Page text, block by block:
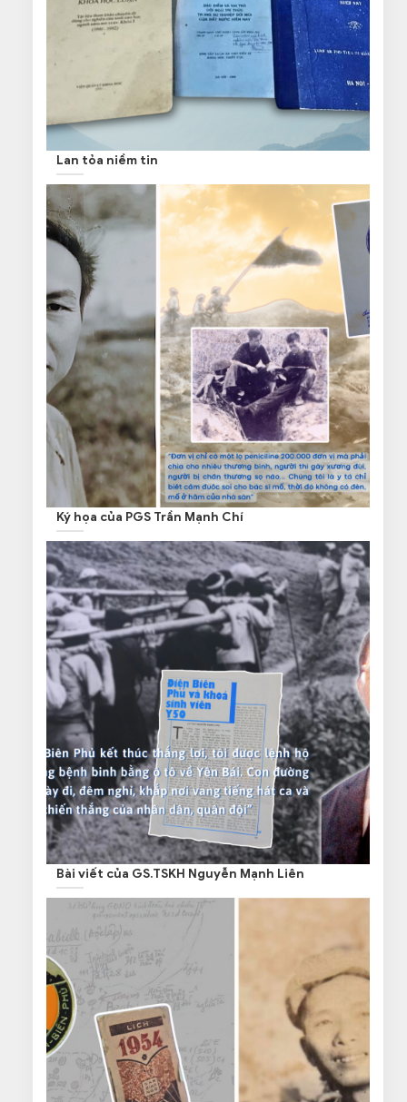
Lan tỏa niềm tin
Ký họa của PGS Trần Mạnh Chí
Bài viết của GS.TSKH Nguyễn Mạnh Liên